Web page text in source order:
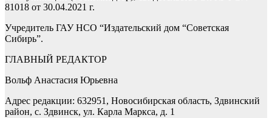
81018 от 30.04.2021 г.
Учредитель ГАУ НСО “Издательский дом “Советская
Сибирь”.
ГЛАВНЫЙ РЕДАКТОР
Вольф Анастасия Юрьевна
Адрес редакции: 632951, Новосибирская область, Здвинский
район, с. Здвинск, ул. Карла Маркса, д. 1